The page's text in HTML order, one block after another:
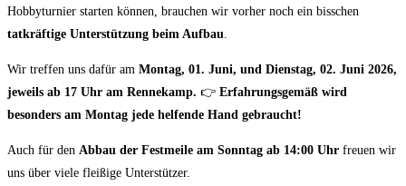
Hobbyturnier starten können, brauchen wir vorher noch ein bisschen
tatkräftige Unterstützung beim Aufbau.
Wir treffen uns dafür am Montag, 01. Juni, und Dienstag, 02. Juni 2026,
jeweils ab 17 Uhr am Rennekamp. 👉 Erfahrungsgemäß wird
besonders am Montag jede helfende Hand gebraucht!
Auch für den Abbau der Festmeile am Sonntag ab 14:00 Uhr freuen wir
uns über viele fleißige Unterstützer.